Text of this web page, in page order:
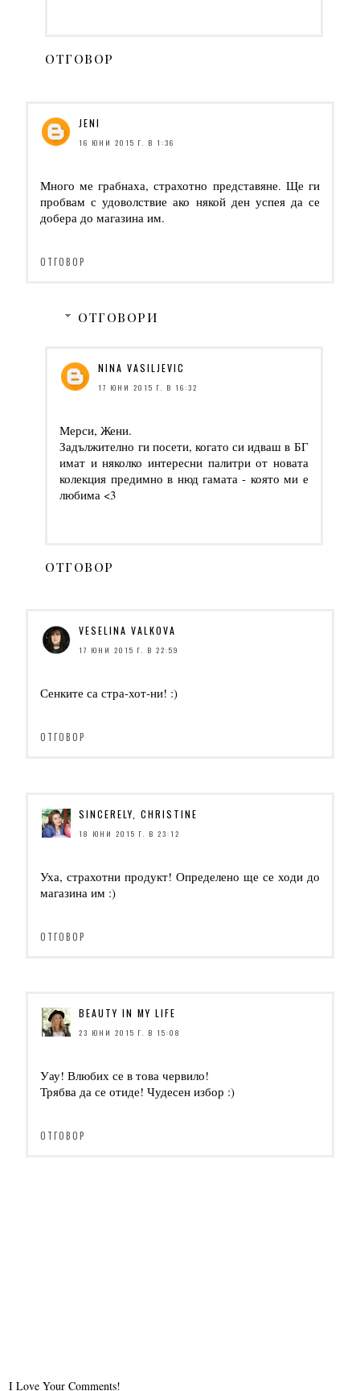
ОТГОВОР
JENI
16 ЮНИ 2015 Г. В 1:36
Много ме грабнаха, страхотно представяне. Ще ги
пробвам с удоволствие ако някой ден успея да се
добера до магазина им.
ОТГОВОР
ОТГОВОРИ
NINA VASILJEVIC
17 ЮНИ 2015 Г. В 16:32
Мерси, Жени.
Задължително ги посети, когато си идваш в БГ
имат и няколко интересни палитри от новата
колекция предимно в нюд гамата - която ми е
любима <3
ОТГОВОР
VESELINA VALKOVA
17 ЮНИ 2015 Г. В 22:59
Сенките са стра-хот-ни! :)
ОТГОВОР
SINCERELY, CHRISTINE
18 ЮНИ 2015 Г. В 23:12
Уха, страхотни продукт! Определено ще се ходи до
магазина им :)
ОТГОВОР
BEAUTY IN MY LIFE
23 ЮНИ 2015 Г. В 15:08
Уау! Влюбих се в това червило!
Трябва да се отиде! Чудесен избор :)
ОТГОВОР
I Love Your Comments!